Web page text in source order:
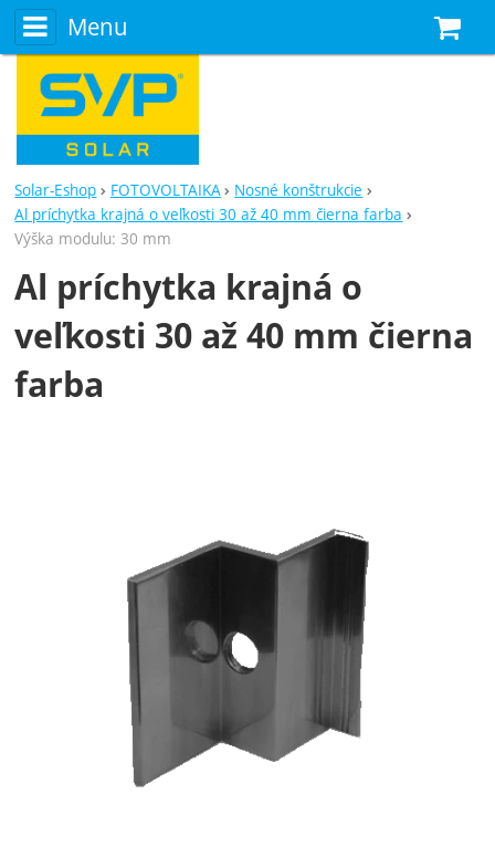
Menu
Solar-Eshop FOTOVOLTAIKA
Nosné konštrukcie
Al príchytka krajná o veľkosti 30 až 40 mm čierna farba
Výška modulu: 30 mm
Al príchytka krajná o
veľkosti 30 až 40 mm čierna
farba